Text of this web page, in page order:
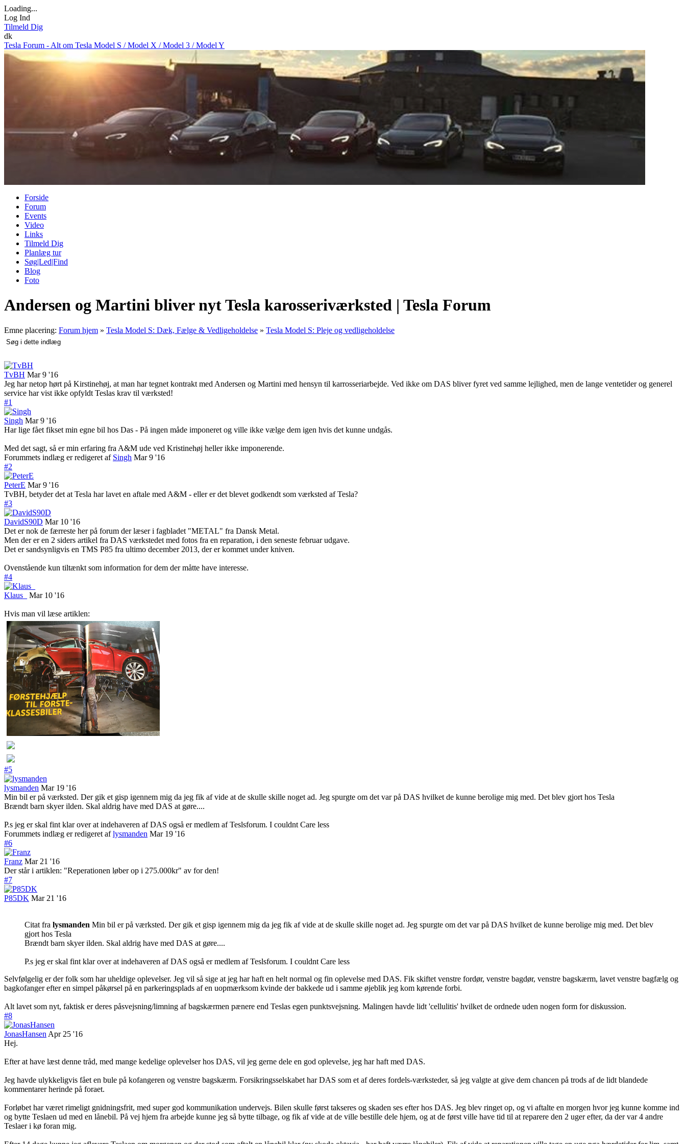
Loading...
Log Ind
Tilmeld Dig
dk
Tesla Forum - Alt om Tesla Model S / Model X / Model 3 / Model Y
Forside
Forum
Events
Video
Links
Tilmeld Dig
Planlæg tur
Søg|Led|Find
Blog
Foto
Andersen og Martini bliver nyt Tesla karosseriværksted | Tesla Forum
Emne placering: Forum hjem » Tesla Model S: Dæk, Fælge & Vedligeholdelse » Tesla Model S: Pleje og vedligeholdelse
TvBH Mar 9 '16
Jeg har netop hørt på Kirstinehøj, at man har tegnet kontrakt med Andersen og Martini med hensyn til karrosseriarbejde. Ved ikke om DAS bliver fyret ved samme lejlighed, men de lange ventetider og generel
service har vist ikke opfyldt Teslas krav til værksted!
#1
Singh Mar 9 '16
Har lige fået fikset min egne bil hos Das - På ingen måde imponeret og ville ikke vælge dem igen hvis det kunne undgås.
Med det sagt, så er min erfaring fra A&M ude ved Kristinehøj heller ikke imponerende.
Forummets indlæg er redigeret af Singh Mar 9 '16
#2
PeterE Mar 9 '16
TvBH, betyder det at Tesla har lavet en aftale med A&M - eller er det blevet godkendt som værksted af Tesla?
#3
DavidS90D Mar 10 '16
Det er nok de færreste her på forum der læser i fagbladet "METAL" fra Dansk Metal.
Men der er en 2 siders artikel fra DAS værkstedet med fotos fra en reparation, i den seneste februar udgave.
Det er sandsynligvis en TMS P85 fra ultimo december 2013, der er kommet under kniven.
Ovenstående kun tiltænkt som information for dem der måtte have interesse.
#4
Klaus_ Mar 10 '16
Hvis man vil læse artiklen:
#5
lysmanden Mar 19 '16
Min bil er på værksted. Der gik et gisp igennem mig da jeg fik af vide at de skulle skille noget ad. Jeg spurgte om det var på DAS hvilket de kunne berolige mig med. Det blev gjort hos Tesla
Brændt barn skyer ilden. Skal aldrig have med DAS at gøre....
P.s jeg er skal fint klar over at indehaveren af DAS også er medlem af Teslsforum. I couldnt Care less
Forummets indlæg er redigeret aflysmanden Mar 19 '16
#6
Franz Mar 21 '16
Der står i artiklen: "Reperationen løber op i 275.000kr" av for den!
#7
P85DK Mar 21 '16
Citat fra lysmanden Min bil er på værksted. Der gik et gisp igennem mig da jeg fik af vide at de skulle skille noget ad. Jeg spurgte om det var på DAS hvilket de kunne berolige mig med. Det blev
gjort hos Tesla
Brændt barn skyer ilden. Skal aldrig have med DAS at gøre....
P.s jeg er skal fint klar over at indehaveren af DAS også er medlem af Teslsforum. I couldnt Care less
Selvfølgelig er der folk som har uheldige oplevelser. Jeg vil så sige at jeg har haft en helt normal og fin oplevelse med DAS. Fik skiftet venstre fordør, venstre bagdør, venstre bagskærm, lavet venstre bagfælg og
bagkofanger efter en simpel påkørsel på en parkeringsplads af en uopmærksom kvinde der bakkede ud i samme øjeblik jeg kom kørende forbi.
Alt lavet som nyt, faktisk er deres påsvejsning/limning af bagskærmen pænere end Teslas egen punktsvejsning. Malingen havde lidt 'cellulitis' hvilket de ordnede uden nogen form for diskussion.
#8
JonasHansen Apr 25 '16
Hej.
Efter at have læst denne tråd, med mange kedelige oplevelser hos DAS, vil jeg gerne dele en god oplevelse, jeg har haft med DAS.
Jeg havde ulykkeligvis fået en bule på kofangeren og venstre bagskærm. Forsikringsselskabet har DAS som et af deres fordels-værksteder, så jeg valgte at give dem chancen på trods af de lidt blandede
kommentarer herinde på foraet.
Forløbet har været rimeligt gnidningsfrit, med super god kommunikation undervejs. Bilen skulle først takseres og skaden ses efter hos DAS. Jeg blev ringet op, og vi aftalte en morgen hvor jeg kunne komme ind
og bytte Teslaen ud med en lånebil. På vej hjem fra arbejde kunne jeg så bytte tilbage, og fik af vide at de ville bestille dele hjem, og at de først ville have tid til at reparere den 2 uger efter, da der var 4 andre
Teslaer i kø foran mig.